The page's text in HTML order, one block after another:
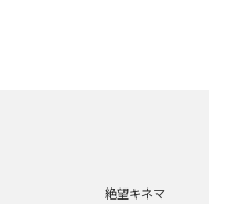
絶望キネマ